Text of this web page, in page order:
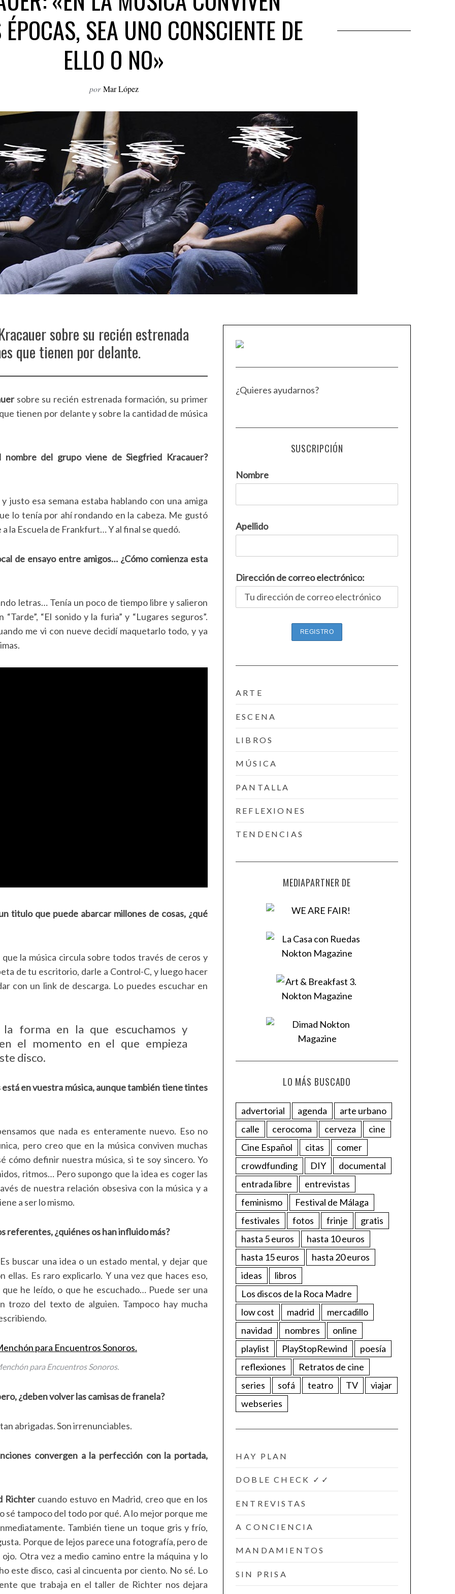
SEA UNO CONSCIENTE DE
ELLO O NO»
por Mar López
sobre su recién estrenada
que tienen por delante.
sobre su recién estrenada formación, su primer
tienen por delante y sobre la cantidad de música
nombre del grupo viene de Siegfried Kracauer?
justo esa semana estaba hablando con una amiga
lo tenía por ahí rondando en la cabeza. Me gustó
la Escuela de Frankfurt… Y al final se quedó.
de ensayo entre amigos… ¿Cómo comienza esta
letras… Tenía un poco de tiempo libre y salieron
“El sonido y la furia” y “Lugares seguros”.
me vi con nueve decidí maquetarlo todo, y ya
titulo que puede abarcar millones de cosas, ¿qué
la música circula sobre todos través de ceros y
de tu escritorio, darle a Control-C, y luego hacer
con un link de descarga. Lo puedes escuchar en
la forma en la que escuchamos y
el momento en el que empieza
disco.
en vuestra música, aunque también tiene tintes
que nada es enteramente nuevo. Eso no
pero creo que en la música conviven muchas
cómo definir nuestra música, si te soy sincero. Yo
ritmos… Pero supongo que la idea es coger las
de nuestra relación obsesiva con la música y a
a ser lo mismo.
referentes, ¿quiénes os han influido más?
buscar una idea o un estado mental, y dejar que
Es raro explicarlo. Y una vez que haces eso,
he leído, o que he escuchado… Puede ser una
trozo del texto de alguien. Tampoco hay mucha
para Encuentros Sonoros.
¿deben volver las camisas de franela?
abrigadas. Son irrenunciables.
convergen a la perfección con la portada,
Richtercuando estuvo en Madrid, creo que en los
sé tampoco del todo por qué. A lo mejor porque me
También tiene un toque gris y frío,
Porque de lejos parece una fotografía, pero de
Otra vez a medio camino entre la máquina y lo
este disco, casi al cincuenta por ciento. No sé. Lo
que trabaja en el taller de Richter nos dejara
¿Quieres ayudarnos?
SUSCRIPCIÓN
Nombre
Apellido
Dirección de correo electrónico:
ARTE
ESCENA
LIBROS
MÚSICA
PANTALLA
REFLEXIONES
TENDENCIAS
MEDIAPARTNER DE
LO MÁS BUSCADO
advertorial agenda
arte urbano
calle
cerocoma cerveza
cine
Cine Español
citas
comer
crowdfunding
DIY
documental
entrada libre
entrevistas
feminismo
Festival de Málaga
festivales
fotos frinje
gratis
hasta 5 euros
hasta 10 euros
hasta 15 euros
hasta 20 euros
ideas
libros
Los discos de la Roca Madre
low cost
madrid
mercadillo
navidad
nombres
online
playlist
PlayStopRewind
poesía
reflexiones
Retratos de cine
series
sofá teatro TV
viajar
webseries
HAY PLAN
DOBLE CHECK ✓✓
ENTREVISTAS
A CONCIENCIA
MANDAMIENTOS
SIN PRISA